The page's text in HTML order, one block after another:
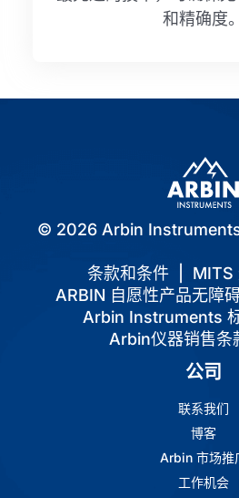
和精确度。
© 2026 Arbin
条款和条件
MITS
ARBIN 自愿性产品无障
Arbin Instruments
Arbin仪器销售条
公司
联系我们
博客
Arbin 市场推
工作机会